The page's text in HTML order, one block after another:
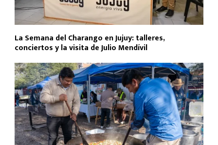
La Semana del Charango en Jujuy: talleres,
conciertos y la visita de Julio Mendívil